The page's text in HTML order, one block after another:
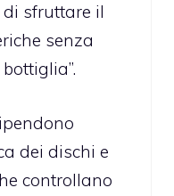
sfruttare il
senza
dei dischi e
controllano